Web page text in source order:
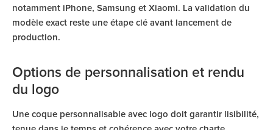
notamment iPhone, Samsung et Xiaomi. La validation du
modèle exact reste une étape clé avant lancement de
production.
Options de personnalisation et rendu
du logo
Une coque personnalisable avec logo doit garantir lisibilité,